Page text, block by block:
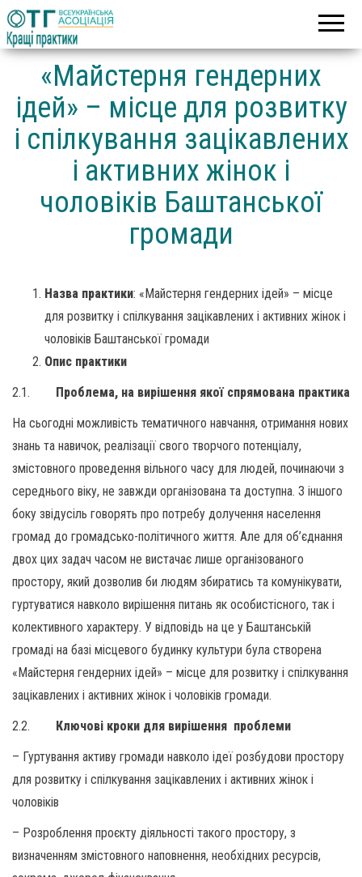
громад
«Майстерня гендерних
ідей» – місце для розвитку
і спілкування зацікавлених
і активних жінок і
чоловіків Баштанської
громади
Назва практики: «Майстерня гендерних ідей» – місце
для розвитку і спілкування зацікавлених і активних жінок і
чоловіків Баштанської громади
Опис практики
2.1. Проблема, на вирішення якої спрямована практика
На сьогодні можливість тематичного навчання, отримання нових
знань та навичок, реалізації свого творчого потенціалу,
змістовного проведення вільного часу для людей, починаючи з
середнього віку, не завжди організована та доступна. З іншого
боку звідусіль говорять про потребу долучення населення
громад до громадсько-політичного життя. Але для об’єднання
двох цих задач часом не вистачає лише організованого
простору, який дозволив би людям збиратись та комунікувати,
гуртуватися навколо вирішення питань як особистісного, так і
колективного характеру. У відповідь на це у Баштанській
громаді на базі місцевого будинку культури була створена
«Майстерня гендерних ідей» – місце для розвитку і спілкування
зацікавлених і активних жінок і чоловіків громади.
2.2. Ключові кроки для вирішення проблеми
– Гуртування активу громади навколо ідеї розбудови простору
для розвитку і спілкування зацікавлених і активних жінок і
чоловіків
– Розроблення проєкту діяльності такого простору, з
визначенням змістовного наповнення, необхідних ресурсів,